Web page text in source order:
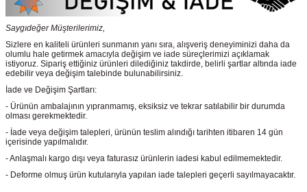
Saygıdeğer Müşterilerimiz,
Sizlere en kaliteli ürünleri sunmanın yanı sıra, alışveriş deneyiminizi daha da
olumlu hale getirmek amacıyla değişim ve iade süreçlerimizi açıklamak
istiyoruz. Sipariş ettiğiniz ürünleri dilediğiniz takdirde, belirli şartlar altında iade
edebilir veya değişim talebinde bulunabilirsiniz.
İade ve Değişim Şartları:
- Ürünün ambalajının yıpranmamış, eksiksiz ve tekrar satılabilir bir durumda
olması gerekmektedir.
- İade veya değişim talepleri, ürünün teslim alındığı tarihten itibaren 14 gün
içerisinde yapılmalıdır.
- Anlaşmalı kargo dışı veya faturasız ürünlerin iadesi kabul edilmemektedir.
- Deforme olmuş ürün kutularıyla yapılan iade talepleri geçerli sayılmayacaktır.